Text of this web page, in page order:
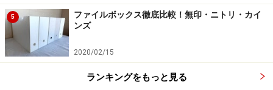
期間名 ○○年○月～××年×月
見出しの大きさ、書体、書式も統一すると見やすく検索
がラクです。 見出しのついた書類を並べる際の順序です
が、作業中で個人管理のものは時系列、保管用で共有の
ものは50音順といったように、ルールを定めておきまし
5
ファイルボックス徹底比較！無印・ニトリ・カイ
ンズ
2020/02/15
ランキングをもっと見る